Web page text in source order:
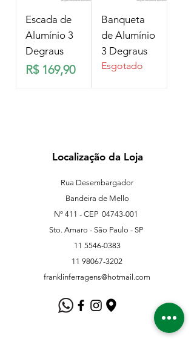
Escada de
Alumínio 3
Degraus
Preço
R$ 169,90
Banqueta
de Alumínio
3 Degraus
Esgotado
Localização da Loja
Rua Desembargador
Bandeira de Mello
Nº 411 - CEP 04743-001
Sto. Amaro - São Paulo - SP
11 5546-0383
11 98067-3202
franklinferragens@hotmail.com